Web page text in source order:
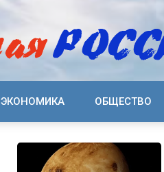
ЭКОНОМИКА ОБЩЕСТВО